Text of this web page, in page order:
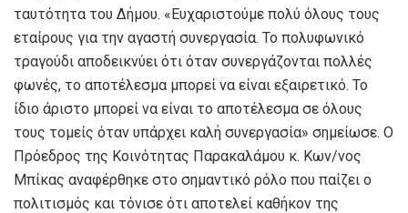
ταυτότητα του Δήμου. «Ευχαριστούμε πολύ όλους τους
εταίρους για την αγαστή συνεργασία. Το πολυφωνικό
τραγούδι αποδεικνύει ότι όταν συνεργάζονται πολλές
φωνές, το αποτέλεσμα μπορεί να είναι εξαιρετικό. Το
ίδιο άριστο μπορεί να είναι το αποτέλεσμα σε όλους
τους τομείς όταν υπάρχει καλή συνεργασία» σημείωσε. Ο
Πρόεδρος της Κοινότητας Παρακαλάμου κ. Κων/νος
Μπίκας αναφέρθηκε στο σημαντικό ρόλο που παίζει ο
πολιτισμός και τόνισε ότι αποτελεί καθήκον της